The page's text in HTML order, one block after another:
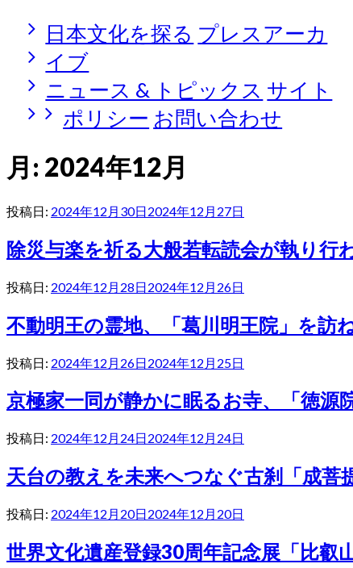
日本文化を探る プレスアーカ
イブ
ニュース & トピックス サイト
ポリシー お問い合わせ
月: 2024年12月
投稿日: 2024年12月30日2024年12月27日
除災与楽を祈る大般若転読会が執り行
投稿日: 2024年12月28日2024年12月26日
不動明王の霊地、「葛川明王院」を訪
投稿日: 2024年12月26日2024年12月25日
京極家一同が静かに眠るお寺、「徳源
投稿日: 2024年12月24日2024年12月24日
天台の教えを未来へつなぐ古刹「成菩
投稿日: 2024年12月20日2024年12月20日
世界文化遺産登録30周年記念展「比